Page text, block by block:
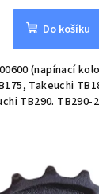
Do košíku
(napínací
Takeuchi
TB290. TB290-